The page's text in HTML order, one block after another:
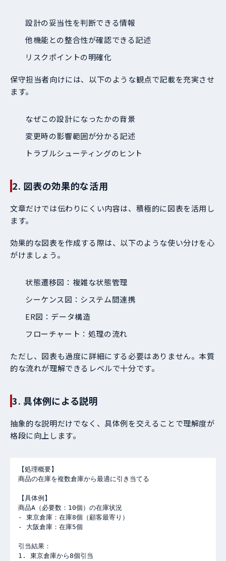
設計の妥当性を判断できる情報
他機能との整合性が確認できる記述
リスクポイントの明確化
保守担当者向けには、以下のような観点で記載を充実させ
ます。
なぜこの設計になったかの背景
変更時の影響範囲が分かる記述
トラブルシューティングのヒント
2. 図表の効果的な活用
文章だけでは伝わりにくい内容は、積極的に図表を活用し
ます。
効果的な図表を作成する際は、以下のような使い分けを心
がけましょう。
状態遷移図：複雑な状態管理
シーケンス図：システム間連携
ER図：データ構造
フローチャート：処理の流れ
ただし、図表も過度に詳細にする必要はありません。本質
的な流れが理解できるレベルで十分です。
3. 具体例による説明
抽象的な説明だけでなく、具体例を交えることで理解度が
格段に向上します。
【処理概要】
商品の在庫を複数倉庫から最適に引き当てる
【具体例】
商品A（必要数：10個）の在庫状況
- 東京倉庫：在庫8個（顧客最寄り）
- 大阪倉庫：在庫5個
引当結果：
1. 東京倉庫から8個引当